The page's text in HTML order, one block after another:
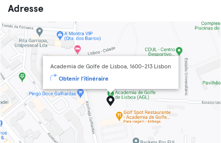
Adresse
Academia de Golfe de Lisboa, 1600-213 Lisbon
Obtenir l'itinéraire